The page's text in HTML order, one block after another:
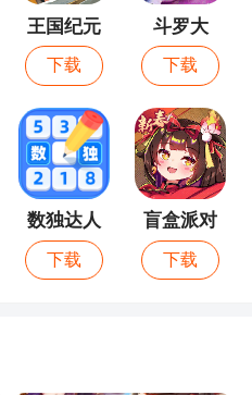
王国纪元
下载
斗罗大
陆：猎魂
世界
下载
数独达人
下载
盲盒派对
下载